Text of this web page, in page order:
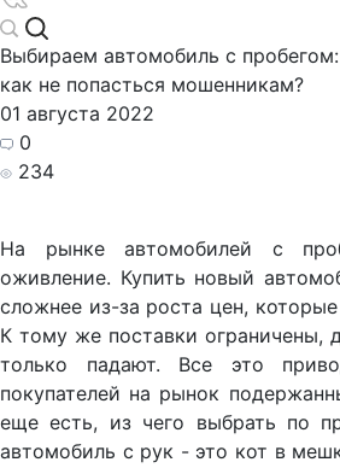
Выбираем автомобиль с
как не попасться мошенникам?
01 августа 2022
0
234
На рынке автомобилей с
оживление. Купить новый
сложнее из-за роста цен,
К тому же поставки ограничены,
только падают. Все это
покупателей на рынок
еще есть, из чего выбрать по
автомобиль с рук - это кот в